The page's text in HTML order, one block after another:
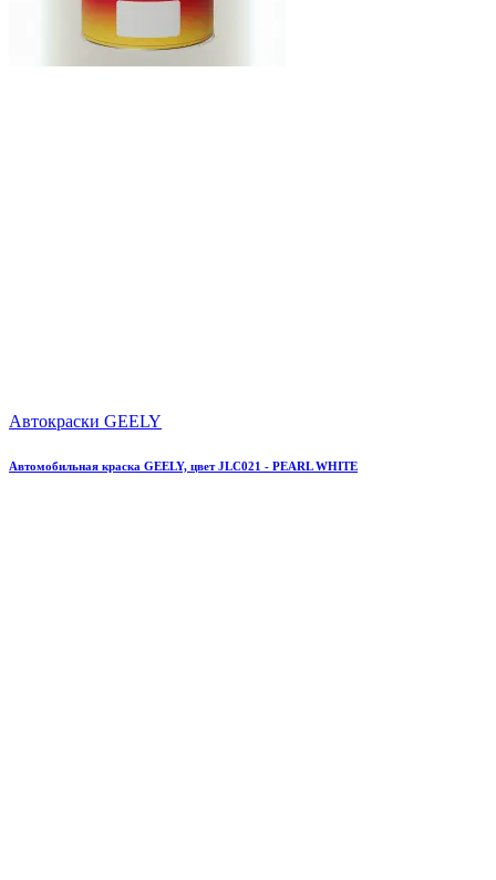
Автокраски GEELY
Автомобильная краска GEELY, цвет JLC021 - PEARL WHITE